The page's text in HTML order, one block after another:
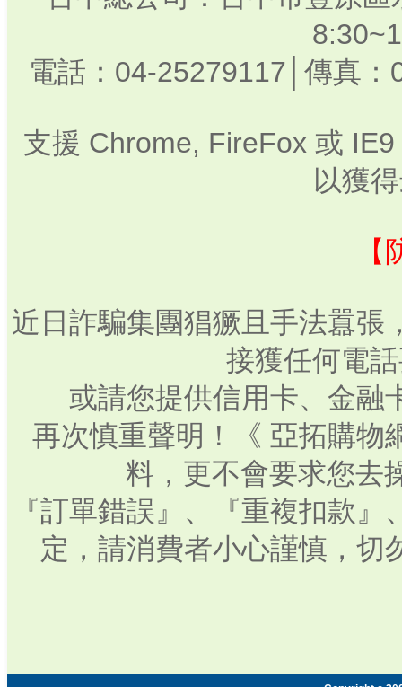
電話：04-25279117│傳真
支援 Chrome, FireFox 或
以獲
近日詐騙集團猖獗且手法囂張
接獲任何電
或請您提供信用卡、金融
再次慎重聲明！《 亞拓購物
料，更不會要求您去
『訂單錯誤』、『重複扣款
定，請消費者小心謹慎，切